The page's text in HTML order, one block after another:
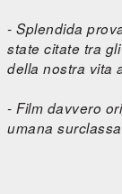
- Splendida
state citate tra
della nostra vita
- Film davvero
umana